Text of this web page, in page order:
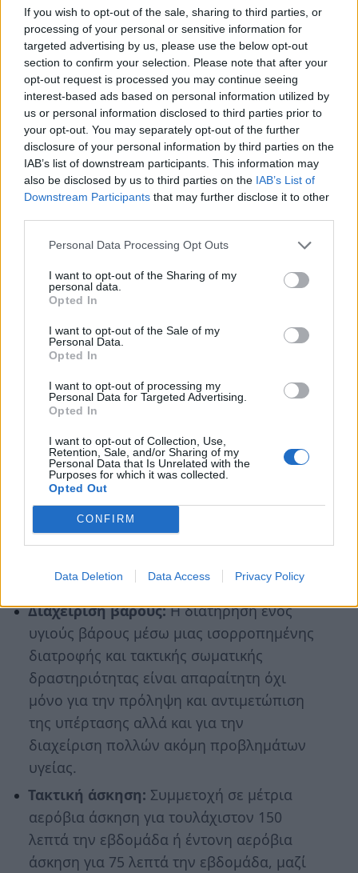
If you wish to opt-out of the sale, sharing to third parties, or
processing of your personal or sensitive information for
targeted advertising by us, please use the below opt-out
section to confirm your selection. Please note that after your
opt-out request is processed you may continue seeing
interest-based ads based on personal information utilized by
us or personal information disclosed to third parties prior to
your opt-out. You may separately opt-out of the further
disclosure of your personal information by third parties on the
IAB’s list of downstream participants. This information may
also be disclosed by us to third parties on the IAB’s List of
Downstream Participants that may further disclose it to other
Personal Data Processing Opt Outs
I want to opt-out of the Sharing of my
personal data.
Opted In
I want to opt-out of the Sale of my
Personal Data.
Opted In
I want to opt-out of processing my
Personal Data for Targeted Advertising.
Opted In
I want to opt-out of Collection, Use,
Retention, Sale, and/or Sharing of my
Personal Data that Is Unrelated with the
Purposes for which it was collected.
Opted Out
CONFIRM
Data Deletion Data Access Privacy Policy
Αντιμετώπισητου προβλήματος
Η θεραπεία της υπέρτασης περιλαμβάνει έναν
συνδυασμό τροποποιήσεων του τρόπου ζωής
και, εάν είναι απαραίτητο, φαρμακευτικής
αγωγής.
Υγιεινή διατροφή:
διατροφής που να δίνει έμφαση στα
φρούτα, τα λαχανικά, τα δημητριακά
τα γαλακτοκομικά προϊόντα με χαμηλά
λιπαρά. Γενικότερα, η διατροφή των
ανθρώπων που υποφέρουν από
υπέρταση πρέπει να είναι χαμηλή σε
κορεσμένα λιπαρά, χοληστερόλη και
νάτριο.
Περιορισμός νατρίου:
2.300 mg την ημέρα.
Διαχείριση βάρους:Η διατήρηση ενός
υγιούς βάρους μέσω μιας ισορροπημένης
διατροφής και τακτικής σωματικής
δραστηριότητας είναι απαραίτητη όχι
μόνο για την πρόληψη και αντιμετώπιση
της υπέρτασης αλλά και για την
διαχείριση πολλών ακόμη προβλημάτων
υγείας.
Τακτική άσκηση: Συμμετοχή σε μέτρια
αερόβια άσκηση για τουλάχιστον 150
λεπτά την εβδομάδα ή έντονη αερόβια
άσκηση για 75 λεπτά την εβδομάδα, μαζί